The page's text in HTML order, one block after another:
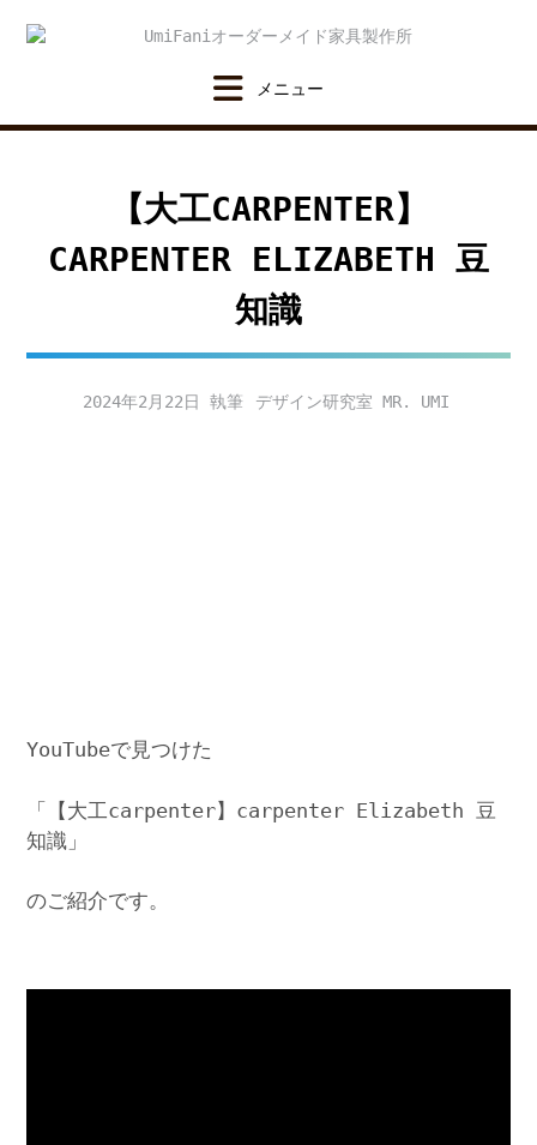
【大工CARPENTER】
CARPENTER ELIZABETH 豆
知識
2024年2月22日 デザイン研究室 MR. UMI
YouTubeで見つけた
「【大工carpenter】carpenter Elizabeth 豆
知識」
のご紹介です。